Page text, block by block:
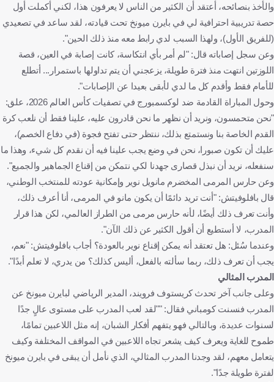
والأخذ بنصائحه، أعتقد أن الكثير من الناس لا يعرفون هذا، لكني أكملت أول
حصة تدريبية احترافية لي في بايرن ميونخ تحت قيادته، لقد ساعد في تصعيدي
(للفريق الأول)، ولهذا السبب لدي رابط معه منذ ذلك الحين".
وعن سجل إصاباته قال: "لم أمر بأي انتكاسة، كانت إصابة في العين، قصة
اللوزتين انتهت منذ فترة طويلة، يزعجني أن يتم تداولها باستمرار... أتطلع
للأمام فقط وأقدم كل ما لدي لأبقى بعيدا عن الإصابات".
وحول المباراة القادمة ضد لوكسمبورج في تصفيات كأس العالم 2026، علق:
"نحن متحمسون، ونريد أن نظهر ما نحن قادرون عليه، علينا فقط أن نلعب كرة
القدم الخاصة بنا ونستمتع بذلك، ننتظر حتى تفتح فجوة (في دفاع الخصم)،
عليك أن تكون صبورا، نحن في وضع يجب علينا فيه أن نقدم كل شيء، وهذا ما
سنفعله، نريد أن نبذل قصارى جهدنا لكي نتمكن من إقناع الجماهير والجميع".
وعن حارس المرمى المخضرم مانويل نوير وإمكانية عودته للمنتخب الوطني،
قال بافلوفيتش: "أنت تريد دائمًا أن يكون مانو في المرمى، أنا أعرف ذلك،
وأنت تعرف ذلك أيضًا، لأنه حارس مرمى من الطراز العالمي، لكن هذا قرار
المدرب، لا أستطيع أن أقول الكثير عن ذلك الآن".
وعندما سُئل: هل تعتقد أنه يمكن إقناع نوير بالعودة؟ أجاب بافلوفيتش: "نعم،
يجب أن تعرف ذلك، ربما سألته بالفعل، أليس كذلك؟ من يدري، لا تعلم أبدًا".
المدرب المثالي
وعلى جانب آخر تحدث كريستوف فرويند، المدير الرياضي لبايرن ميونخ عن
المدرب فنسنت كومباني فقال: ""لقد لعب المدرب على مستوى عالٍ جدًا
لسنوات عديدة، وبالتالي فهو يتفهم أفكار الشبان، إنه مثل اللاعبين تمامًا،
طموح للغاية ويعرف كيف يشعر تجاه اللاعبين في المواقف المختلفة وكيف
يتعامل معهم، لقد وجدنا المدرب المثالي، الذي نأمل أن يبقى في بايرن ميونخ
لفترة طويلة جدًا".